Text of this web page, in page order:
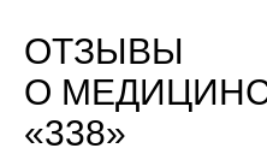
ОТЗЫВЫ
О
«338»